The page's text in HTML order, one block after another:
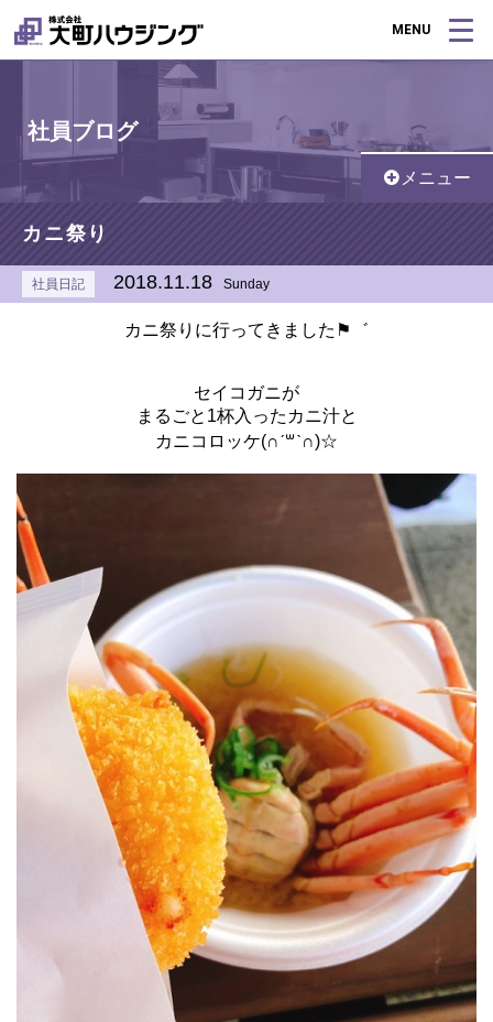
MENU
社員ブログ
メニュー
カニ祭り
社員日記 2018.11.18 Sunday
カニ祭りに行ってきました⚑゛
セイコガニが
まるごと1杯入ったカニ汁と
カニコロッケ(∩ˊ꒳​ˋ∩)☆